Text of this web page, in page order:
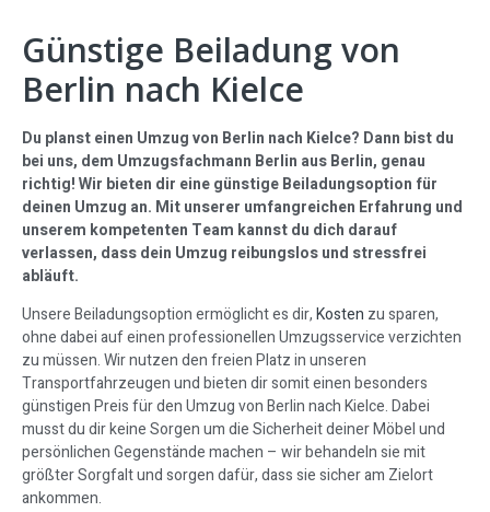
Günstige Beiladung von
Berlin nach Kielce
Du planst einen Umzug von Berlin nach Kielce? Dann bist du
bei uns, dem Umzugsfachmann Berlin aus Berlin, genau
richtig! Wir bieten dir eine günstige Beiladungsoption für
deinen Umzug an. Mit unserer umfangreichen Erfahrung und
unserem kompetenten Team kannst du dich darauf
verlassen, dass dein Umzug reibungslos und stressfrei
abläuft.
Unsere Beiladungsoption ermöglicht es dir,Kosten zu sparen,
ohne dabei auf einen professionellen Umzugsservice verzichten
zu müssen. Wir nutzen den freien Platz in unseren
Transportfahrzeugen und bieten dir somit einen besonders
günstigen Preis für den Umzug von Berlin nach Kielce. Dabei
musst du dir keine Sorgen um die Sicherheit deiner Möbel und
persönlichen Gegenstände machen – wir behandeln sie mit
größter Sorgfalt und sorgen dafür, dass sie sicher am Zielort
ankommen.